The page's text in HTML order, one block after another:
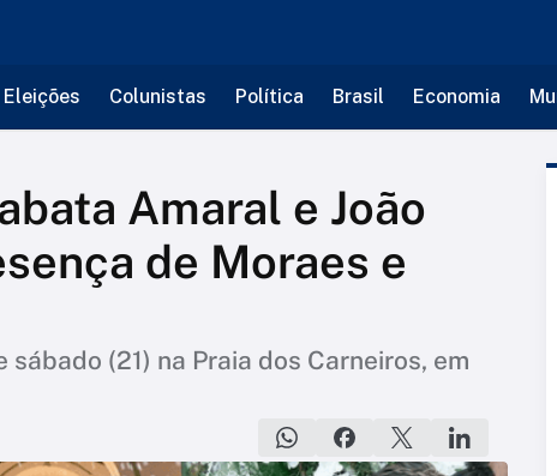
Eleições Colunistas Política Brasil Economia
Amaral e João
de Moraes e
(21) na Praia dos Carneiros, em